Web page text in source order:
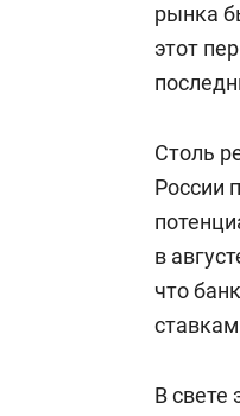
рынка
этот
Столь
России
в
что
В свете